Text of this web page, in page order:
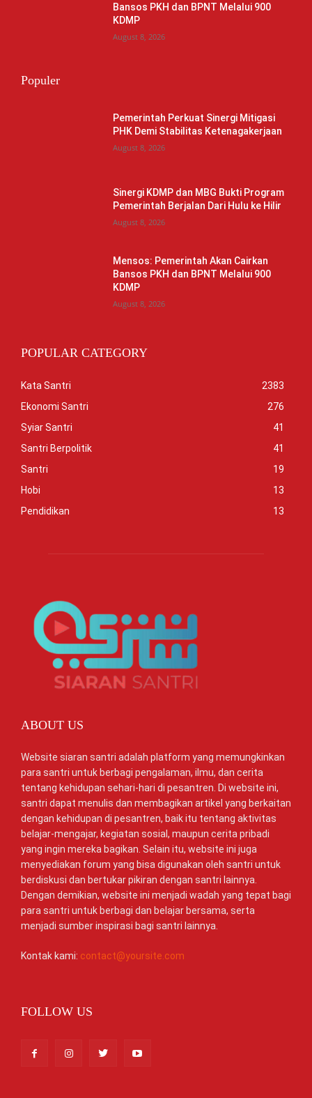
Bansos PKH dan BPNT Melalui 900
KDMP
August 8, 2026
Populer
Pemerintah Perkuat Sinergi Mitigasi
PHK Demi Stabilitas Ketenagakerjaan
August 8, 2026
Sinergi KDMP dan MBG Bukti Program
Pemerintah Berjalan Dari Hulu ke Hilir
August 8, 2026
Mensos: Pemerintah Akan Cairkan
Bansos PKH dan BPNT Melalui 900
KDMP
August 8, 2026
POPULAR CATEGORY
Kata Santri
2383
Ekonomi Santri
276
Syiar Santri
41
Santri Berpolitik
41
Santri
19
Hobi
13
Pendidikan
13
ABOUT US
Website siaran santri adalah platform yang memungkinkan
para santri untuk berbagi pengalaman, ilmu, dan cerita
tentang kehidupan sehari-hari di pesantren. Di website ini,
santri dapat menulis dan membagikan artikel yang berkaitan
dengan kehidupan di pesantren, baik itu tentang aktivitas
belajar-mengajar, kegiatan sosial, maupun cerita pribadi
yang ingin mereka bagikan. Selain itu, website ini juga
menyediakan forum yang bisa digunakan oleh santri untuk
berdiskusi dan bertukar pikiran dengan santri lainnya.
Dengan demikian, website ini menjadi wadah yang tepat bagi
para santri untuk berbagi dan belajar bersama, serta
menjadi sumber inspirasi bagi santri lainnya.
Kontak kami: contact@yoursite.com
FOLLOW US